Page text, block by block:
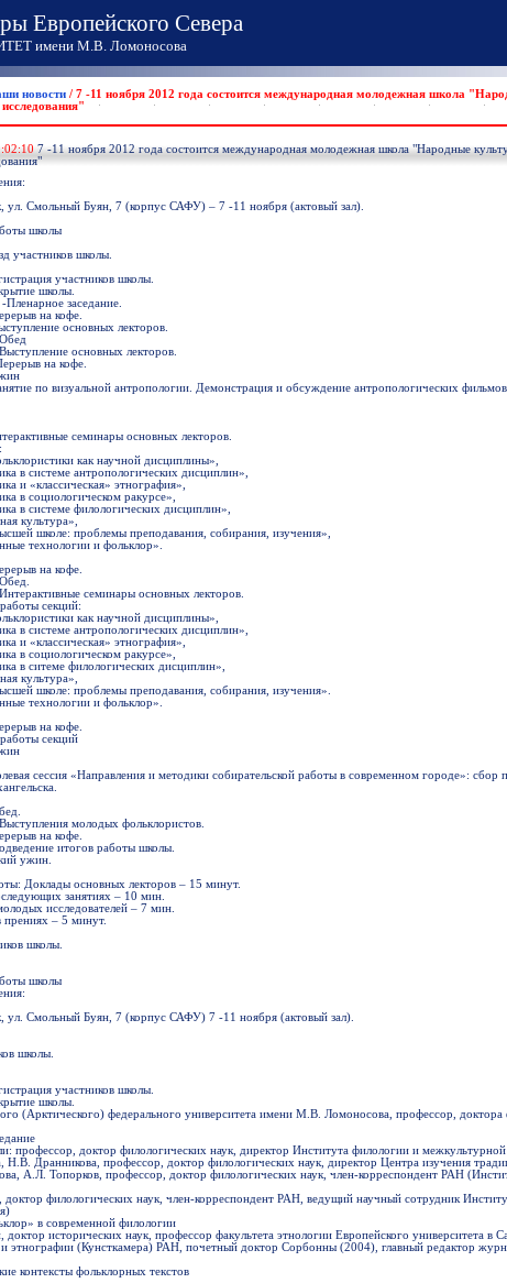
Европейского Севера
имени М.В. Ломоносова
новости / 7 -11 ноября 2012 года состоится международная молодежная школа
7 -11 ноября 2012 года состоится международная молодежная школа "Народные
ул. Смольный Буян, 7 (корпус САФУ) – 7 -11 ноября (актовый зал).
школы
участников школы.
участников школы.
школы.
заседание.
на кофе.
основных лекторов.
основных лекторов.
на кофе.
по визуальной антропологии. Демонстрация и обсуждение антропологических фильмов
семинары основных лекторов.
как научной дисциплины»,
в системе антропологических дисциплин»,
и «классическая» этнография»,
в социологическом ракурсе»,
в системе филологических дисциплин»,
культура»,
школе: проблемы преподавания, собирания, изучения»,
технологии и фольклор».
на кофе.
семинары основных лекторов.
секций:
как научной дисциплины»,
в системе антропологических дисциплин»,
и «классическая» этнография»,
в социологическом ракурсе»,
в ситеме филологических дисциплин»,
культура»,
школе: проблемы преподавания, собирания, изучения».
технологии и фольклор».
на кофе.
секций
сессия «Направления и методики собирательской работы в современном городе»: сбор
молодых фольклористов.
на кофе.
итогов работы школы.
ужин.
Доклады основных лекторов – 15 минут.
занятиях – 10 мин.
исследователей – 7 мин.
прениях – 5 минут.
школы.
школы
ул. Смольный Буян, 7 (корпус САФУ) 7 -11 ноября (актовый зал).
школы.
участников школы.
школы.
(Арктического) федерального университета имени М.В. Ломоносова, профессор,
профессор, доктор филологических наук, директор Института филологии и
Дранникова, профессор, доктор филологических наук, директор Центра изучения
А.Л. Топорков, профессор, доктор филологических наук, член-корреспондент РАН
филологических наук, член-корреспондент РАН, ведущий научный сотрудник
в современной филологии
исторических наук, профессор факультета этнологии Европейского университета в
этнографии (Кунсткамера) РАН, почетный доктор Сорбонны (2004), главный редактор
контексты фольклорных текстов